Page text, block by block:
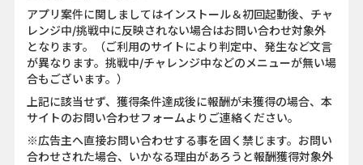
アプリ案件に関しましてはインストール＆初回起動後、チャ
レンジ中/挑戦中に反映されない場合はお問い合わせ対象外
となります。（ご利用のサイトにより判定中、発生など文言
が異なります。挑戦中/チャレンジ中などのメニューが無い場
合もございます。）
上記に該当せず、獲得条件達成後に報酬が未獲得の場合、本
サイトのお問い合わせフォームよりご連絡ください。
※広告主へ直接お問い合わせする事を固く禁じます。お問い
合わせされた場合、いかなる理由があろうと報酬獲得対象外